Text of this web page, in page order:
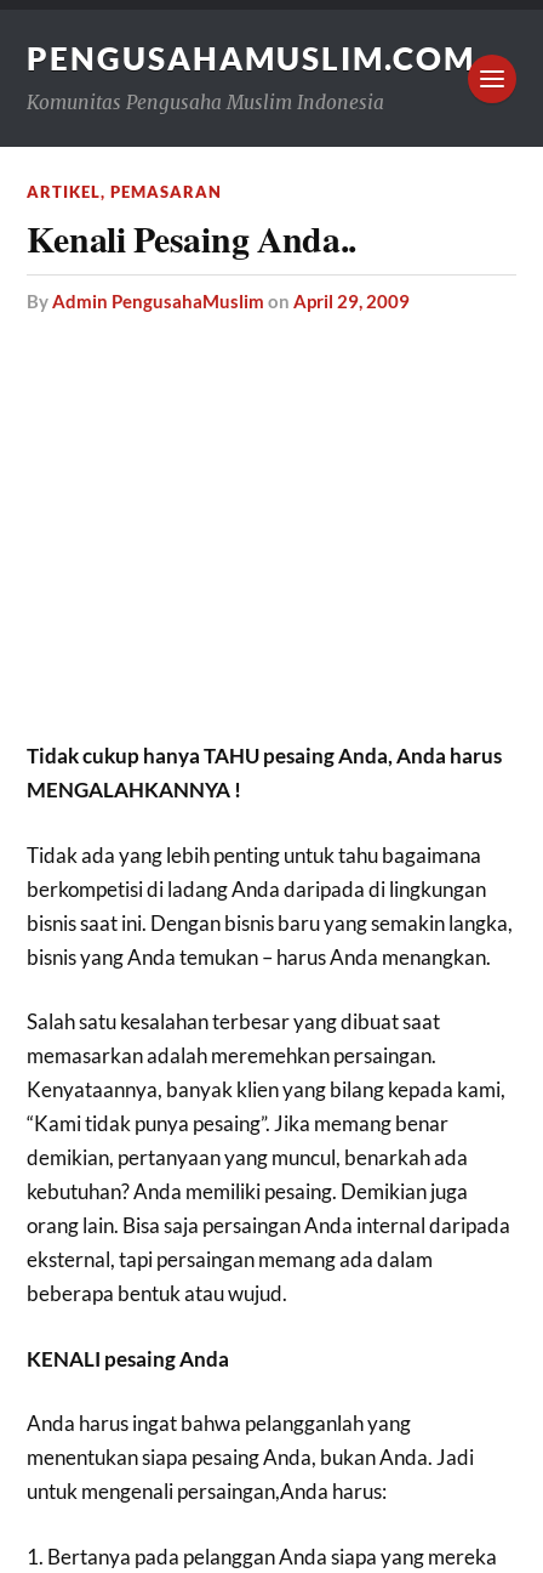
PENGUSAHAMUSLIM.COM
Komunitas Pengusaha Muslim Indonesia
ARTIKEL,PEMASARAN
Kenali Pesaing Anda..
byAdmin PengusahaMuslim onApril 29, 2009
Tidak cukup hanya TAHU pesaing Anda, Anda harus
MENGALAHKANNYA !
Tidak ada yang lebih penting untuk tahu bagaimana
berkompetisi di ladang Anda daripada di lingkungan
bisnis saat ini. Dengan bisnis baru yang semakin langka,
bisnis yang Anda temukan – harus Anda menangkan.
Salah satu kesalahan terbesar yang dibuat saat
memasarkan adalah meremehkan persaingan.
Kenyataannya, banyak klien yang bilang kepada kami,
“Kami tidak punya pesaing”. Jika memang benar
demikian, pertanyaan yang muncul, benarkah ada
kebutuhan? Anda memiliki pesaing. Demikian juga
orang lain. Bisa saja persaingan Anda internal daripada
eksternal, tapi persaingan memang ada dalam
beberapa bentuk atau wujud.
KENALI pesaing Anda
Anda harus ingat bahwa pelangganlah yang
menentukan siapa pesaing Anda, bukan Anda. Jadi
untuk mengenali persaingan,Anda harus:
1. Bertanya pada pelanggan Anda siapa yang mereka